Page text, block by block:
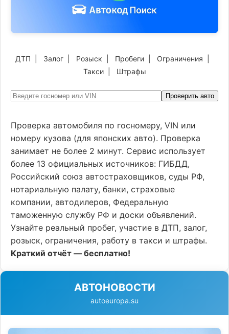
ДТП Залог Розыск Пробеги Ограничения
Такси| Штрафы
Проверить авто
Проверка автомобиля по госномеру, VIN или
номеру кузова (для японских авто). Проверка
занимает не более 2 минут. Сервис использует
более 13 официальных источников: ГИБДД,
Российский союз автостраховщиков, суды РФ,
нотариальную палату, банки, страховые
компании, автодилеров, Федеральную
таможенную службу РФ и доски объявлений.
Узнайте реальный пробег, участие в ДТП, залог,
розыск, ограничения, работу в такси и штрафы.
Краткий отчёт — бесплатно!
АВТОНОВОСТИ
autoeuropa.su